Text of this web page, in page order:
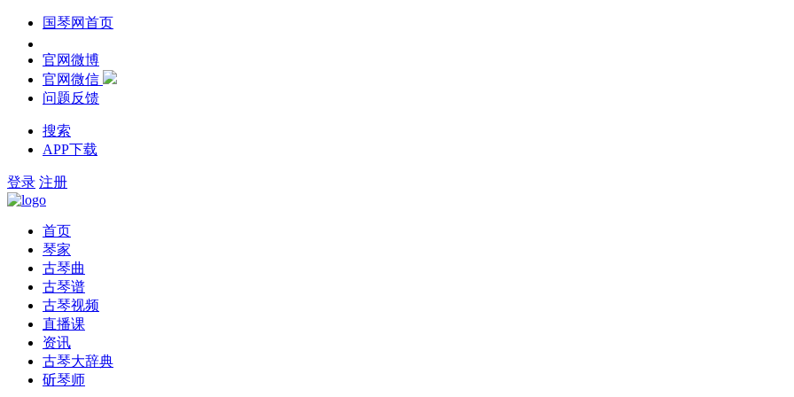
国琴网首页
官网微博
官网微信
问题反馈
搜索
APP下载
登录 注册
首页
琴家
古琴曲
古琴谱
古琴视频
直播课
资讯
古琴大辞典
斫琴师